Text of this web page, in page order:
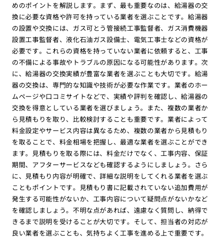
めのポイントを解説します。まず、最も重要なのは、給湯器の交
換に必要な資格や許可を持っている業者を選ぶことです。給湯器
の設置や交換には、ガス可とう管接続工事監督者、ガス消費機器
設置工事監督者、液化石油ガス設備士、電気工事士などの資格が
必要です。これらの資格を持っていない業者に依頼すると、工事
の不備による事故やトラブルの原因になる可能性があります。次
に、給湯器の交換実績が豊富な業者を選ぶことも大切です。給湯
器の交換は、専門的な知識や技術が必要な作業です。業者のホー
ムページや口コミサイトなどで、実績や評判を確認し、給湯器の
交換を得意としている業者を選びましょう。また、複数の業者か
ら見積もりを取り、比較検討することも重要です。業者によって
料金設定やサービス内容は異なるため、複数の業者から見積もり
を取ることで、料金相場を把握し、最適な業者を選ぶことができ
ます。見積もりを取る際には、料金だけでなく、工事内容、保証
期間、アフターサービスなども確認するようにしましょう。さら
に、見積もり内容が明確で、詳細な説明をしてくれる業者を選ぶ
こともポイントです。見積もり書に記載されていない追加費用が
発生する可能性がないか、工事内容について疑問点がないかなど
を確認しましょう。不明な点があれば、遠慮なく質問し、納得で
きるまで説明を受けることが大切です。そして、担当者の対応が
良い業者を選ぶことも、気持ちよく工事を進める上で重要です。